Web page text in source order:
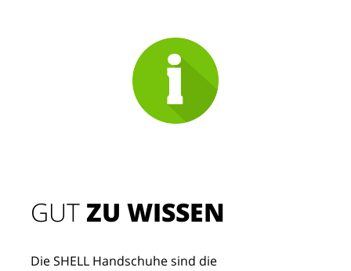
GUT ZU WISSEN
Die SHELL Handschuhe sind die